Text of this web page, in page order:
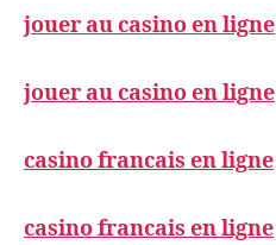
jouer au casino en ligne
jouer au casino en ligne
casino francais en ligne
casino francais en ligne